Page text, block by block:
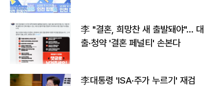
李 "결혼, 희망찬 새 출발돼야"… 대
출·청약 '결혼 페널티' 손본다
李대통령 'ISA·주가 누르기' 재검